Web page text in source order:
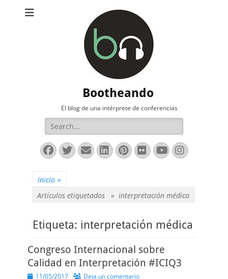
Bootheando
El blog de una intérprete de conferencias
Buscar:
Facebook
Twitter
Correo
electrónico
LinkedIn
Pinterest
FlickrYouTube
Inicio »
Artículos etiquetados » interpretación médica
Etiqueta: interpretación médica
Congreso Internacional sobre
Calidad en Interpretación #ICIQ3
Publicado
11/05/2017 Deja un comentario